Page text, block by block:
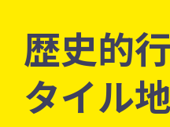
歴史的
タイル